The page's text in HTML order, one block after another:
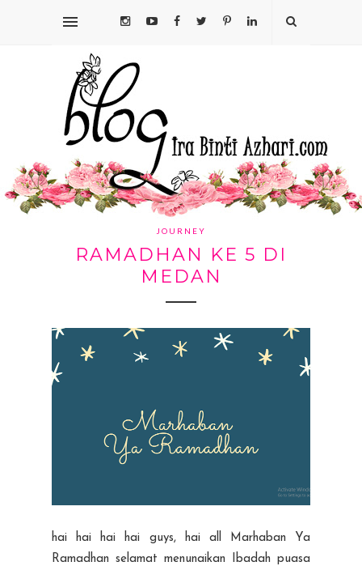
JOURNEY
RAMADHAN KE 5 DI
MEDAN
hai hai hai hai guys, hai all Marhaban Ya
Ramadhan selamat menunaikan Ibadah puasa